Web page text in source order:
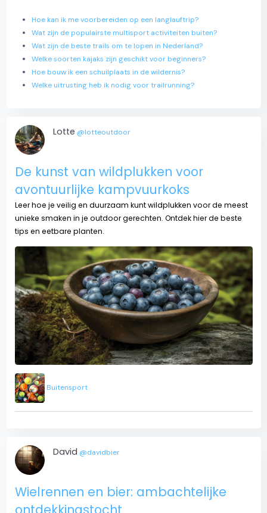
Hoe kan ik me voorbereiden op een langlauftrip?
Wat zijn de populairste multisport activiteiten buiten?
Wat zijn de beste trails om te lopen in Nederland?
Welke soorten kajaks zijn geschikt voor beginners?
Hoe bouw ik een schuilplaats in de wildernis?
Welke uitrusting heb ik nodig voor trailrunning?
Lotte @lotteoutdoor
De kunst van wildplukken voor
avontuurlijke kampvuurkoks
Leer hoe je veilig en duurzaam kunt wildplukken voor de meest
unieke smaken in je outdoor gerechten. Ontdek hier de beste
tips en eetbare planten.
Buitensport
David @davidbier
Wielrennen en bier: ambachtelijke